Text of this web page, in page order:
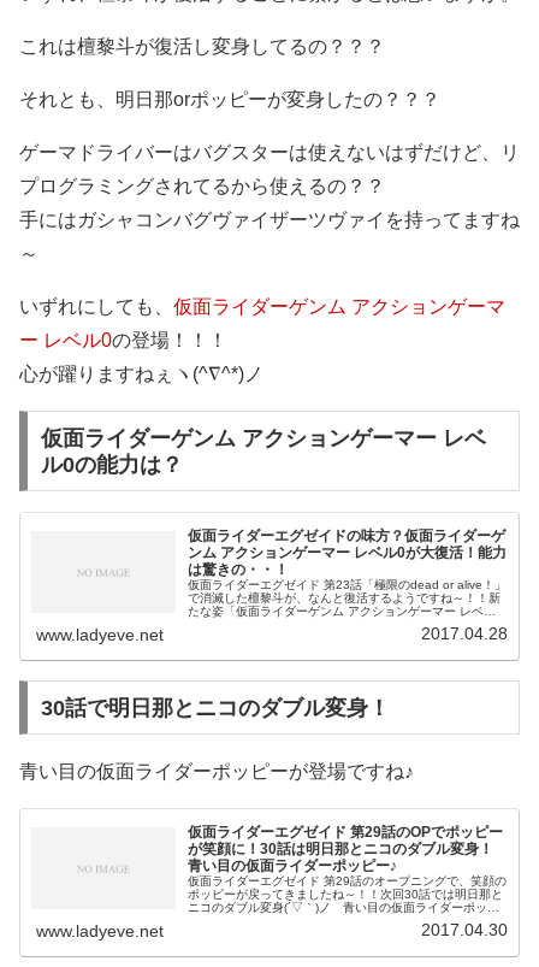
これは檀黎斗が復活し変身してるの？？？
それとも、明日那orポッピーが変身したの？？？
ゲーマドライバーはバグスターは使えないはずだけど、リ
プログラミングされてるから使えるの？？
手にはガシャコンバグヴァイザーツヴァイを持ってますね
～
いずれにしても、 仮面ライダーゲンム アクションゲーマ
ー レベル0の登場！！！
心が躍りますねぇヽ(^∇^*)ノ
仮面ライダーゲンム アクションゲーマー レベ
ル0の能力は？
仮面ライダーエグゼイドの味方？仮面ライダーゲ
ンム アクションゲーマー レベル0が大復活！能力
は驚きの・・！
仮面ライダーエグゼイド 第23話「極限のdead or alive！」
で消滅した檀黎斗が、なんと復活するようですね～！！新
たな姿「仮面ライダーゲンム アクションゲーマー レベル
www.ladyeve.net 2017.04.28
30話で明日那とニコのダブル変身！
青い目の仮面ライダーポッピーが登場ですね♪
仮面ライダーエグゼイド 第29話のOPでポッピー
が笑顔に！30話は明日那とニコのダブル変身！
青い目の仮面ライダーポッピー♪
仮面ライダーエグゼイド 第29話のオープニングで、笑顔の
ポッピーが戻ってきましたね～！！次回30話では明日那と
ニコのダブル変身(´▽｀)ノ 青い目の仮面ライダーポッピ
www.ladyeve.net 2017.04.30